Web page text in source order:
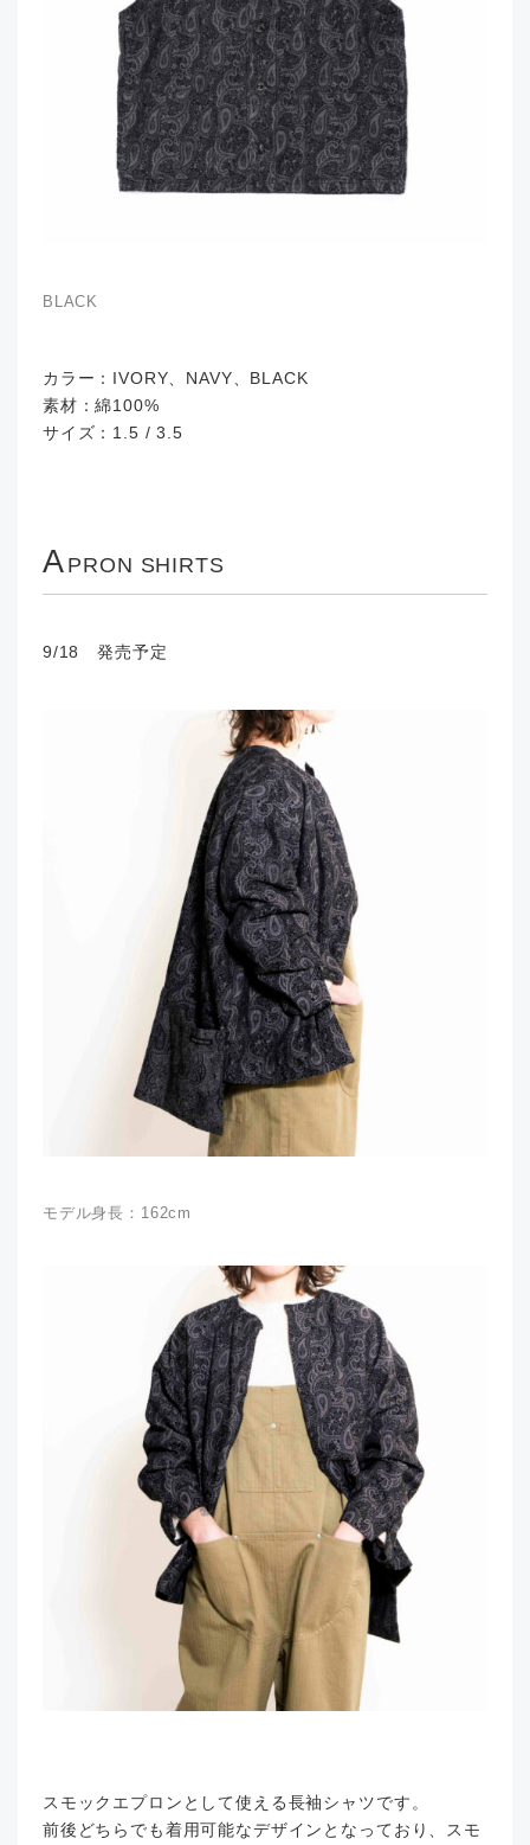
BLACK
カラー：IVORY、NAVY、BLACK
素材：綿100%
サイズ：1.5 / 3.5
A PRON SHIRTS
9/18 発売予定
モデル身長：162cm
スモックエプロンとして使える長袖シャツです。
前後どちらでも着用可能なデザインとなっており、スモ